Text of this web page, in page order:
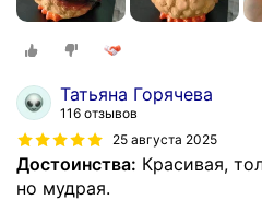
Татьяна Горячева
116 отзывов
25 августа 2025
Достоинства: Красивая,
но мудрая.